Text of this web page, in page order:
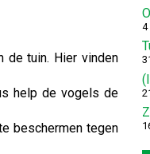
de tuin. Hier vinden
help de vogels de
beschermen tegen
4